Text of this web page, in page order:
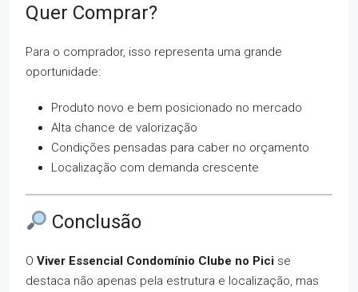
Quer Comprar?
Para o comprador, isso representa uma grande
oportunidade:
Produto novo e bem posicionado no mercado
Alta chance de valorização
Condições pensadas para caber no orçamento
Localização com demanda crescente
Conclusão
O Viver Essencial Condomínio Clube no Pici se
destaca não apenas pela estrutura e localização, mas